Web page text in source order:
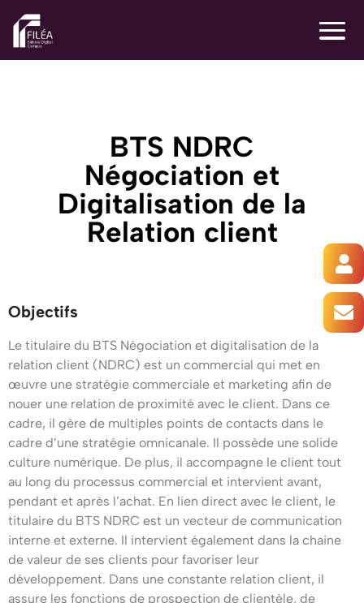
BTS NDRC
Négociation et
Digitalisation de la
Relation client
la
formation
BTS
NDRC
à
Strasbourg
(Négociation
et
Digitalisation
de
Formation
BTS
NDRC
Strasbourg
–
Découvrez
une
formation
professionnalisante
Objectifs
Le titulaire du BTS Négociation et digitalisation de la
relation client (NDRC) est un commercial qui met en
œuvre une stratégie commerciale et marketing afin de
nouer une relation de proximité avec le client. Dans ce
cadre, il gère de multiples points de contacts dans le
cadre d’une stratégie omnicanale. Il possède une solide
culture numérique. De plus, il accompagne le client tout
au long du processus commercial et intervient avant,
pendant et après l’achat. En lien direct avec le client, le
titulaire du BTS NDRC est un vecteur de communication
interne et externe. Il intervient également dans la chaine
de valeur de ses clients pour favoriser leur
développement. Dans une constante relation client, il
assure les fonctions de prospection de clientèle, de